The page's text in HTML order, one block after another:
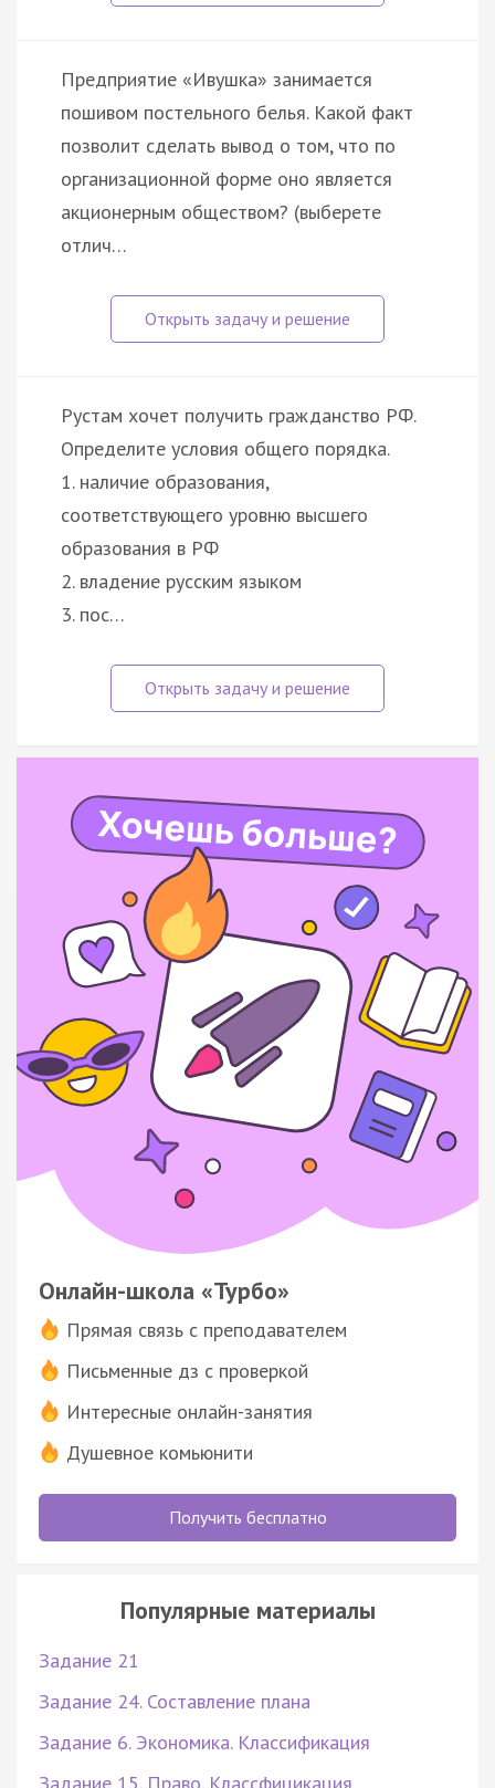
Предприятие «Ивушка» занимается
пошивом постельного белья. Какой факт
позволит сделать вывод о том, что по
организационной форме оно является
акционерным обществом? (выберете
отлич…
Рустам хочет получить гражданство РФ.
Определите условия общего порядка.
1. наличие образования,
соответствующего уровню высшего
образования в РФ
2. владение русским языком
3. пос…
Онлайн-школа «Турбо»
Прямая связь с преподавателем
Письменные дз с проверкой
Интересные онлайн-занятия
Душевное комьюнити
Получить бесплатно
Популярные материалы
Задание 21
Задание 24. Составление плана
Задание 6. Экономика. Классификация
Задание 15. Право. Классфицикация